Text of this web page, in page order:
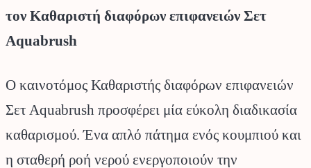
τον Καθαριστή διαφόρων επιφανειών Σετ
Aquabrush
Ο καινοτόμος Καθαριστής διαφόρων επιφανειών
Σετ Aquabrush προσφέρει μία εύκολη διαδικασία
καθαρισμού. Ένα απλό πάτημα ενός κουμπιού και
η σταθερή ροή νερού ενεργοποιούν την